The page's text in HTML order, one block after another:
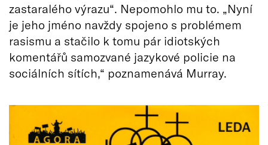
zastaralého výrazu“. Nepomohlo mu to. „Nyní
je jeho jméno navždy spojeno s problémem
rasismu a stačilo k tomu pár idiotských
komentářů samozvané jazykové policie na
sociálních sítích,“ poznamenává Murray.